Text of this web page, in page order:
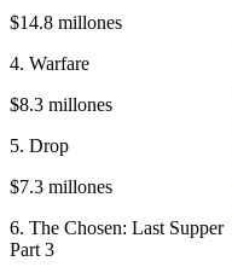
$14.8 millones
4. Warfare
$8.3 millones
5. Drop
$7.3 millones
6. The Chosen: Last Supper
Part 3